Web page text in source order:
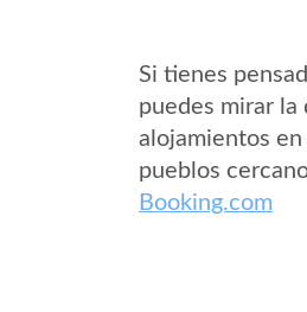
Si tienes
puedes mirar la
alojamientos
pueblos
Booking.com